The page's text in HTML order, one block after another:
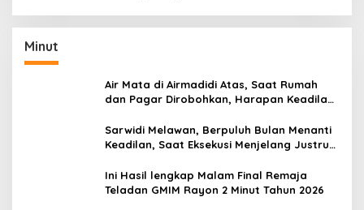
Minut
Air Mata di Airmadidi Atas, Saat Rumah
dan Pagar Dirobohkan, Harapan Keadilan
Sarwidi Melawan, Berpuluh Bulan Menanti
Keadilan, Saat Eksekusi Menjelang Justru
Ini Hasil lengkap Malam Final Remaja
Teladan GMIM Rayon 2 Minut Tahun 2026